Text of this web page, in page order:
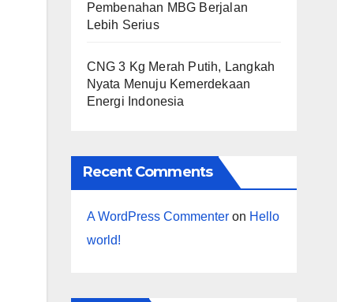
Pembenahan MBG Berjalan
Lebih Serius
CNG 3 Kg Merah Putih, Langkah
Nyata Menuju Kemerdekaan
Energi Indonesia
Recent Comments
A WordPress Commenteron Hello
world!